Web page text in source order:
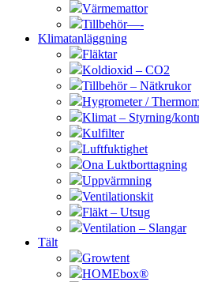
Värmemattor
Tillbehör—-
Klimatanläggning
Fläktar
Koldioxid – CO2
Tillbehör – Nätkrukor
Hygrometer /
Klimat – Styrning/
Kulfilter
Luftfuktighet
Ona Luktborttagning
Uppvärmning
Ventilationskit
Fläkt – Utsug
Ventilation – Slangar
Tält
Growtent
HOMEbox®